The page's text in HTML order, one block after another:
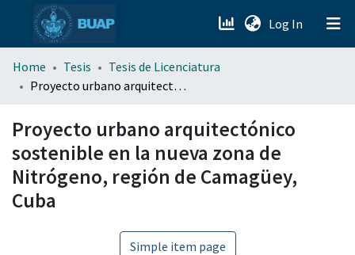
Log In (current)
menu.section.about_menu
Home Tesis
Tesis de Licenciatura
Proyecto urbano arquitectónico sostenible en la nueva zona de Nitrógeno, región de Camagüey, Cuba
Proyecto urbano arquitectónico
sostenible en la nueva zona de
Nitrógeno, región de Camagüey,
Cuba
Simple item page